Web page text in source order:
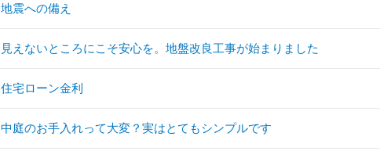
地震への備え
見えないところにこそ安心を。地盤改良工事が始まりました
住宅ローン金利
中庭のお手入れって大変？実はとてもシンプルです